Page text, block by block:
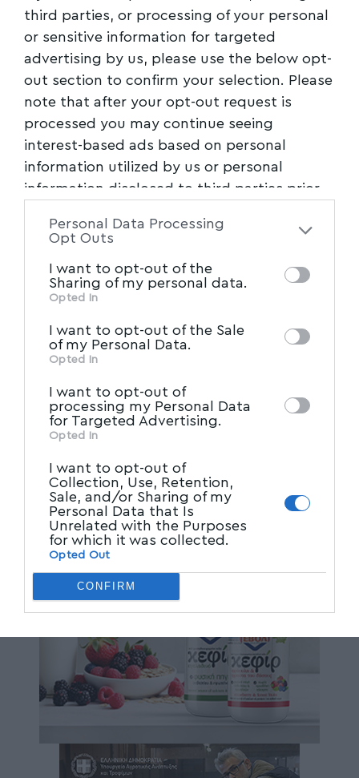
third parties, or processing of your personal
or sensitive information for targeted
advertising by us, please use the below opt-
out section to confirm your selection. Please
note that after your opt-out request is
processed you may continue seeing
interest-based ads based on personal
information utilized by us or personal
information disclosed to third parties prior
of the further disclosure of your personal
of downstream participants. This
information may also be disclosed by us to
Participantsthat may further disclose it to
other third parties.
Personal Data Processing
Opt Outs
I want to opt-out of the
Sharing of my personal data.
Opted In
I want to opt-out of the Sale
of my Personal Data.
Opted In
I want to opt-out of
processing my Personal Data
for Targeted Advertising.
Opted In
I want to opt-out of
Collection, Use, Retention,
Sale, and/or Sharing of my
Personal Data that Is
Unrelated with the Purposes
for which it was collected.
Opted Out
CONFIRM